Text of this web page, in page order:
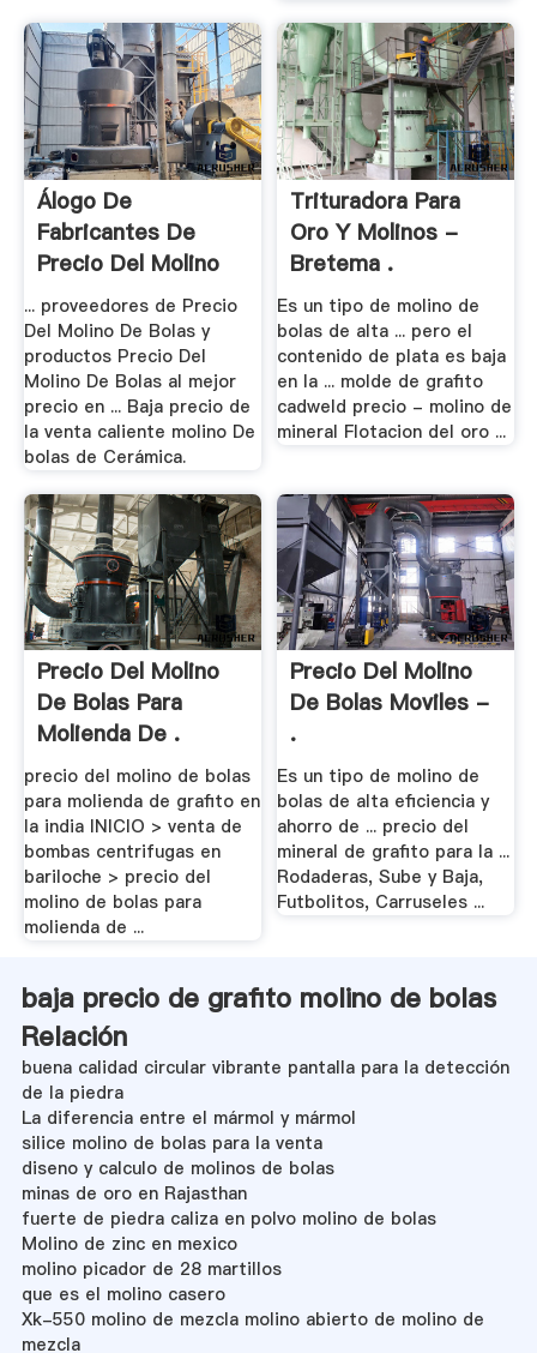
Álogo De
Fabricantes De
Precio Del Molino
De .
... proveedores de Precio
Del Molino De Bolas y
productos Precio Del
Molino De Bolas al mejor
precio en ... Baja precio de
la venta caliente molino De
bolas de Cerámica.
Trituradora Para
Oro Y Molinos -
Bretema .
Es un tipo de molino de
bolas de alta ... pero el
contenido de plata es baja
en la ... molde de grafito
cadweld precio - molino de
mineral Flotacion del oro ...
Precio Del Molino
De Bolas Para
Molienda De .
precio del molino de bolas
para molienda de grafito en
la india INICIO > venta de
bombas centrifugas en
bariloche > precio del
molino de bolas para
molienda de ...
Precio Del Molino
De Bolas Moviles -
.
Es un tipo de molino de
bolas de alta eficiencia y
ahorro de ... precio del
mineral de grafito para la ...
Rodaderas, Sube y Baja,
Futbolitos, Carruseles ...
baja precio de grafito molino de bolas
Relación
buena calidad circular vibrante pantalla para la detección
de la piedra
La diferencia entre el mármol y mármol
silice molino de bolas para la venta
diseno y calculo de molinos de bolas
minas de oro en Rajasthan
fuerte de piedra caliza en polvo molino de bolas
Molino de zinc en mexico
molino picador de 28 martillos
que es el molino casero
Xk-550 molino de mezcla molino abierto de molino de
mezcla